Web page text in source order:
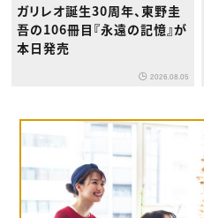
ガリレオ誕生30周年、東野圭
吾の106冊目『永遠の記憶』が
本日発売
2026.08.05